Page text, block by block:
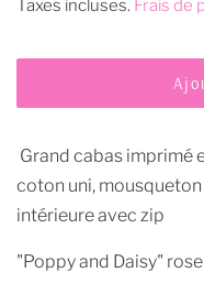
Taxes incluses. Frais de
Grand cabas imprimé
coton uni,
intérieure avec zip
"Poppy and Daisy"